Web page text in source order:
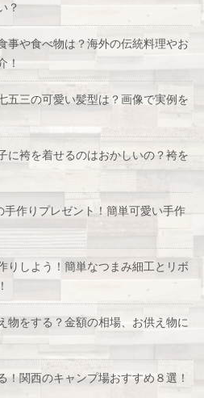
？
事や食べ物は？海外の伝統料理やお
！
五三の可愛い髪型は？画像で実例を
に袴を着せるのはおかしいの？袴を
手作りプレゼント！簡単可愛い手作
りしよう！簡単なつまみ細工とリボ
物をする？金額の相場、お供え物に
！関西のキャンプ場おすすめ８選！